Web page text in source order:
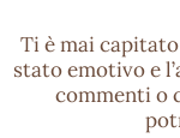
Ti è mai
stato emotivo e
commenti o